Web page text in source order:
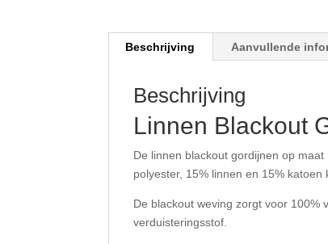
Beschrijving Aanvullende
Beschrijving
Linnen Blackout
De linnen blackout gordijnen op
polyester, 15% linnen en 15%
De blackout weving zorgt voor 100%
verduisteringsstof.